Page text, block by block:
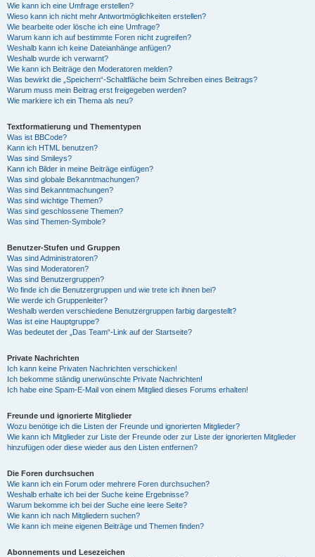
Wie kann ich eine Umfrage erstellen?
Wieso kann ich nicht mehr Antwortmöglichkeiten erstellen?
Wie bearbeite oder lösche ich eine Umfrage?
Warum kann ich auf bestimmte Foren nicht zugreifen?
Weshalb kann ich keine Dateianhänge anfügen?
Weshalb wurde ich verwarnt?
Wie kann ich Beiträge den Moderatoren melden?
Was bewirkt die „Speichern“-Schaltfläche beim Schreiben eines Beitrags?
Warum muss mein Beitrag erst freigegeben werden?
Wie markiere ich ein Thema als neu?
Textformatierung und Thementypen
Was ist BBCode?
Kann ich HTML benutzen?
Was sind Smileys?
Kann ich Bilder in meine Beiträge einfügen?
Was sind globale Bekanntmachungen?
Was sind Bekanntmachungen?
Was sind wichtige Themen?
Was sind geschlossene Themen?
Was sind Themen-Symbole?
Benutzer-Stufen und Gruppen
Was sind Administratoren?
Was sind Moderatoren?
Was sind Benutzergruppen?
Wo finde ich die Benutzergruppen und wie trete ich ihnen bei?
Wie werde ich Gruppenleiter?
Weshalb werden verschiedene Benutzergruppen farbig dargestellt?
Was ist eine Hauptgruppe?
Was bedeutet der „Das Team“-Link auf der Startseite?
Private Nachrichten
Ich kann keine Privaten Nachrichten verschicken!
Ich bekomme ständig unerwünschte Private Nachrichten!
Ich habe eine Spam-E-Mail von einem Mitglied dieses Forums erhalten!
Freunde und ignorierte Mitglieder
Wozu benötige ich die Listen der Freunde und ignorierten Mitglieder?
Wie kann ich Mitglieder zur Liste der Freunde oder zur Liste der ignorierten Mitglieder
hinzufügen oder diese wieder aus den Listen entfernen?
Die Foren durchsuchen
Wie kann ich ein Forum oder mehrere Foren durchsuchen?
Weshalb erhalte ich bei der Suche keine Ergebnisse?
Warum bekomme ich bei der Suche eine leere Seite?
Wie kann ich nach Mitgliedern suchen?
Wie kann ich meine eigenen Beiträge und Themen finden?
Abonnements und Lesezeichen